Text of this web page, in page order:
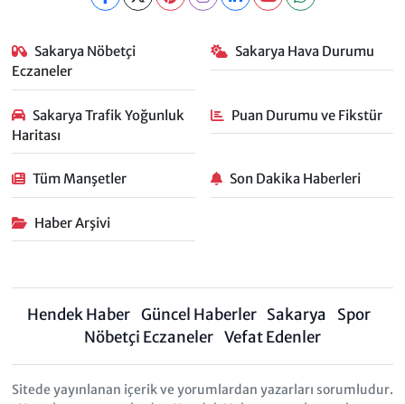
Sakarya Nöbetçi
Eczaneler
Sakarya Hava Durumu
Sakarya Trafik Yoğunluk
Haritası
Puan Durumu ve Fikstür
Tüm Manşetler Son Dakika Haberleri
Haber Arşivi
Hendek Haber Güncel Haberler Sakarya
Spor
Nöbetçi Eczaneler Vefat Edenler
Sitede yayınlanan içerik ve yorumlardan yazarları sorumludur.